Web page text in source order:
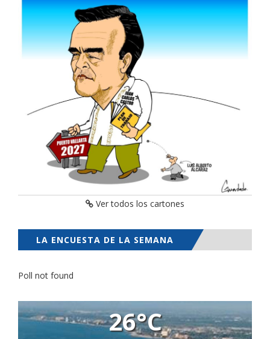
Ver todos los cartones
LA ENCUESTA DE LA SEMANA
Poll not found
26°C